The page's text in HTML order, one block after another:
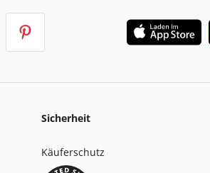
Sicherheit
Käuferschutz